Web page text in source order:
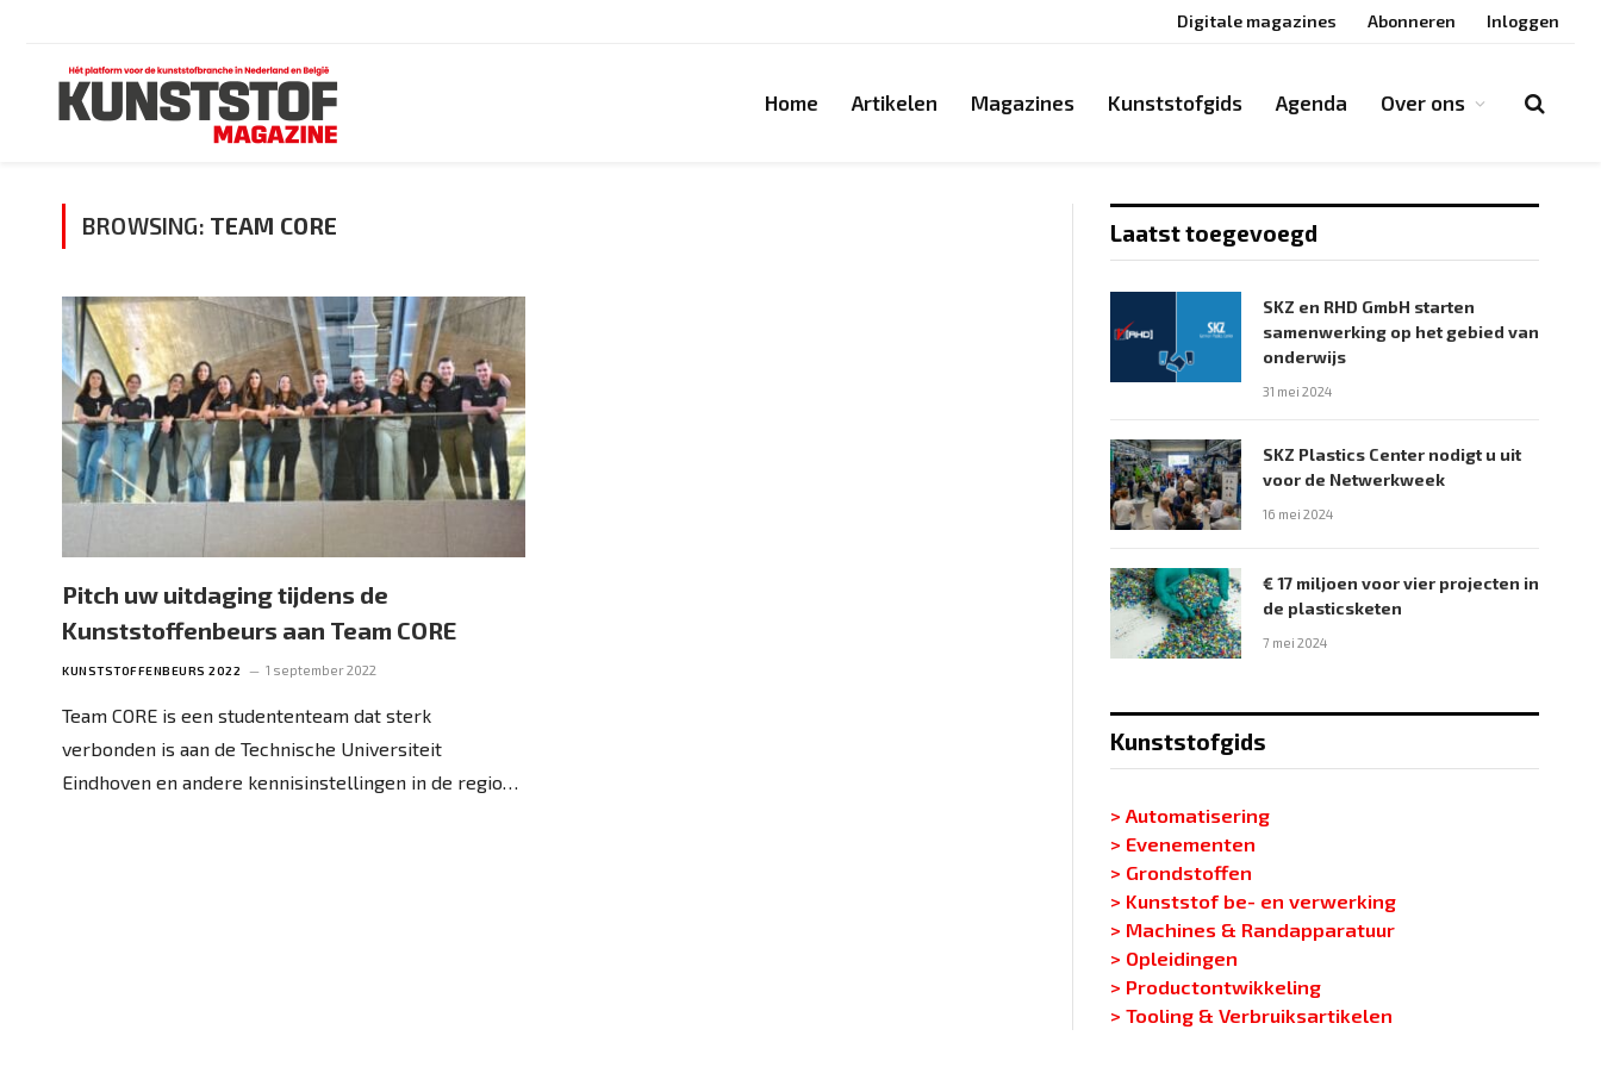
Digitale magazines Abonneren Inloggen
Home Artikelen Magazines Kunststofgids Agenda Over ons
BROWSING: TEAM CORE
Pitch uw uitdaging tijdens de
Kunststoffenbeurs aan Team CORE
KUNSTSTOFFENBEURS 2022 1 september 2022
Team CORE is een studententeam dat sterk
verbonden is aan de Technische Universiteit
Eindhoven en andere kennisinstellingen in de regio…
Laatst toegevoegd
SKZ en RHD GmbH starten
samenwerking op het gebied van
onderwijs
31 mei 2024
SKZ Plastics Center nodigt u uit
voor de Netwerkweek
16 mei 2024
€ 17 miljoen voor vier projecten in
de plasticsketen
7 mei 2024
Kunststofgids
> Automatisering
> Evenementen
> Grondstoffen
> Kunststof be- en verwerking
> Machines & Randapparatuur
> Opleidingen
> Productontwikkeling
> Tooling & Verbruiksartikelen